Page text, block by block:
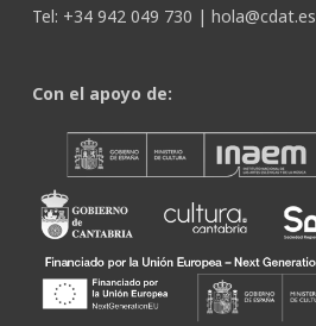
Tel: +34 942 049 730 | hola@cdat.es
Con el apoyo de: